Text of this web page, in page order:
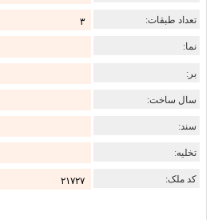
تعداد طبقات: ۳
نما:
بر:
سال ساخت:
سند:
تخلیه:
کد ملک: ۲۱۷۲۷